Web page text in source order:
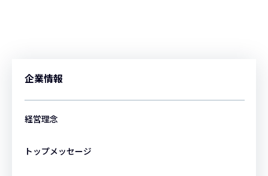
企業情報
経営理念
トップメッセージ